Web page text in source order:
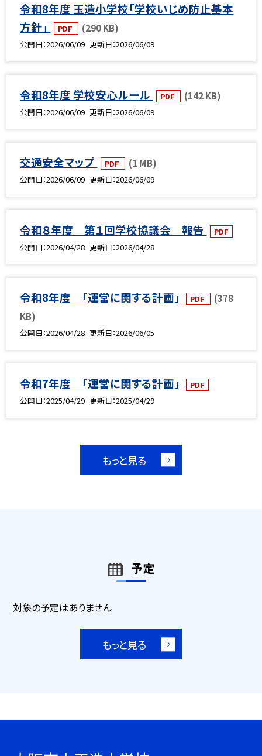
令和8年度 玉造小学校「学校いじめ防止基本
方針」
PDF (290 KB)
公開日 2026/06/09 更新日 2026/06/09
令和8年度 学校安心ルール PDF (142 KB)
公開日 2026/06/09 更新日 2026/06/09
交通安全マップ PDF (1 MB)
公開日 2026/06/09 更新日 2026/06/09
令和８年度 第１回学校協議会 報告
PDF
公開日 2026/04/28 更新日 2026/04/28
令和8年度 「運営に関する計画」 PDF
(378
KB)
公開日 2026/04/28 更新日 2026/06/05
令和7年度 「運営に関する計画」
PDF
公開日 2025/04/29 更新日 2025/04/29
もっと見る
予定
対象の予定はありません
もっと見る